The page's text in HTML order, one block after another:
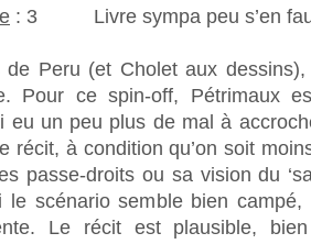
:
Livre sympa peu s’en
de Peru (et Cholet aux
Pour ce spin-off, Pétrimaux
eu un peu plus de mal à
récit, à condition qu’on soit
passe-droits ou sa vision du
le scénario semble bien campé,
Le récit est plausible,